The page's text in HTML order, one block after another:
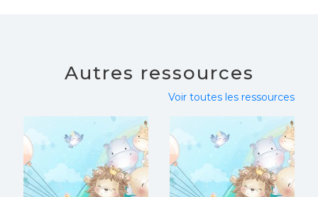
Autres ressources
Voir toutes les ressources